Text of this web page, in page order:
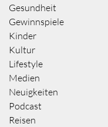
Gesundheit
Gewinnspiele
Kinder
Kultur
Lifestyle
Medien
Neuigkeiten
Podcast
Reisen